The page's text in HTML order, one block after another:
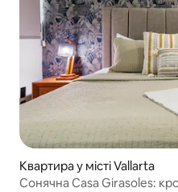
Квартира у місті Vallarta
Сонячна Casa Girasoles: